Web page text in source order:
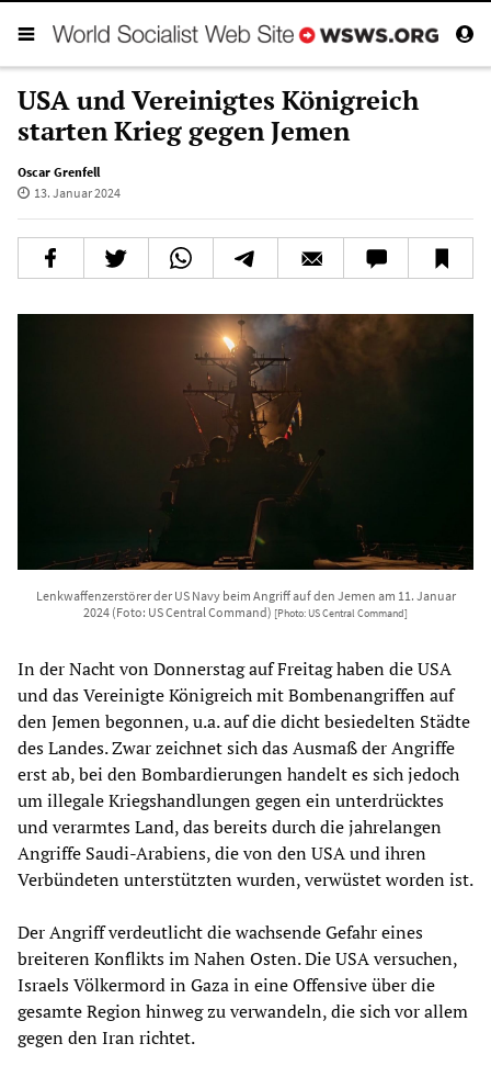
USA und Vereinigtes Königreich
starten Krieg gegen Jemen
Oscar Grenfell
13. Januar 2024
Lenkwaffenzerstörer der US Navy beim Angriff auf den Jemen am 11. Januar
2024 (Foto: US Central Command) [Photo: US Central Command]
In der Nacht von Donnerstag auf Freitag haben die USA
und das Vereinigte Königreich mit Bombenangriffen auf
den Jemen begonnen, u.a. auf die dicht besiedelten Städte
des Landes. Zwar zeichnet sich das Ausmaß der Angriffe
erst ab, bei den Bombardierungen handelt es sich jedoch
um illegale Kriegshandlungen gegen ein unterdrücktes
und verarmtes Land, das bereits durch die jahrelangen
Angriffe Saudi-Arabiens, die von den USA und ihren
Verbündeten unterstützten wurden, verwüstet worden ist.
Der Angriff verdeutlicht die wachsende Gefahr eines
breiteren Konflikts im Nahen Osten. Die USA versuchen,
Israels Völkermord in Gaza in eine Offensive über die
gesamte Region hinweg zu verwandeln, die sich vor allem
gegen den Iran richtet.